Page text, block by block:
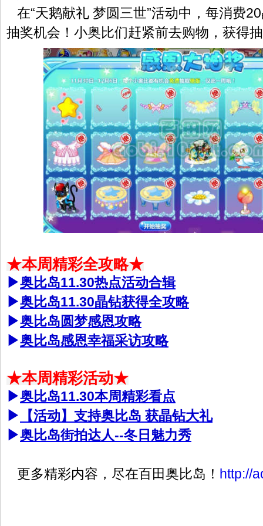
在“天鹅献礼 梦圆三世”活动中，每消费
抽奖机会！小奥比们赶紧前去购物，获得
★本周精彩全攻略★
▶奥比岛11.30热点活动合辑
▶奥比岛11.30晶钻获得全攻略
▶奥比岛圆梦感恩攻略
▶奥比岛感恩幸福采访攻略
★本周精彩活动★
▶奥比岛11.30本周精彩看点
▶
【活动】支持奥比岛 获晶钻大礼
▶奥比岛街拍达人--冬日魅力秀
更多精彩内容，尽在百田奥比岛！ http://